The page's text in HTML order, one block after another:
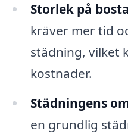
Storlek på
kräver mer tid
städning, vilket
kostnader.
Städningens
en grundlig